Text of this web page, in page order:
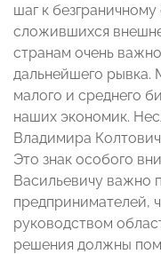
шаг к
сложившихся
странам очень
дальнейшего рывка.
малого и среднего
наших экономик.
Владимира
Это знак особого
Васильевичу важно
предпринимателей,
руководством
решения должны